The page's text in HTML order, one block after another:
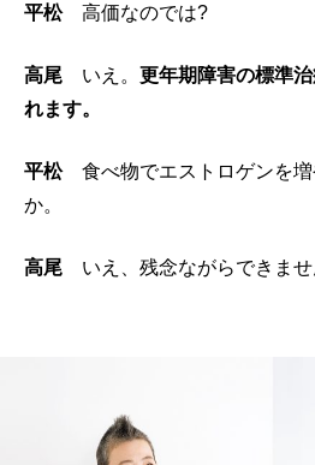
平松高価なのでは?
高尾 いえ。 更年期障害の標準
れます。
平松食べ物でエストロゲンを増
か。
高尾 いえ、残念ながらできませ